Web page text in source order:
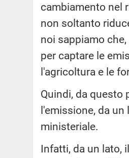
cambiamento nel
non soltanto
noi sappiamo
per captare le
l'agricoltura e le
Quindi, da questo
l'emissione, da un
ministeriale.
Infatti, da un lato,